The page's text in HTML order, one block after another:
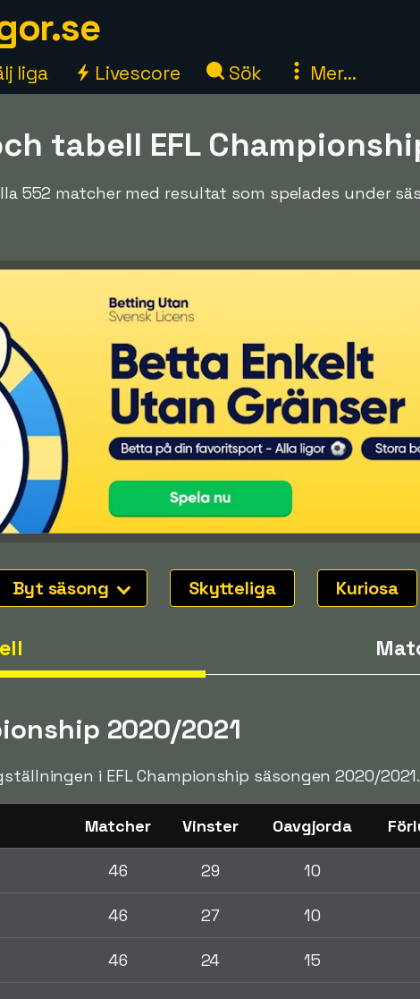
liga Livescore Sök Mer...
tabell EFL
552 matcher med resultat som spelades under
Byt säsong Skytteliga Kuriosa
2020/2021
i EFL Championship säsongen 2020/2021.
Matcher Vinster Oavgjorda
46 29 10
46 27 10
46 24 15